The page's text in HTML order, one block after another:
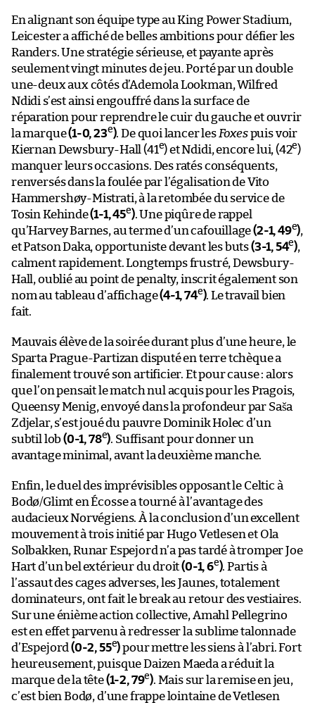
En alignant son équipe type au King Power Stadium,
Leicester a affiché de belles ambitions pour défier les
Randers. Une stratégie sérieuse, et payante après
seulement vingt minutes de jeu. Porté par un double
une-deux aux côtés d’Ademola Lookman, Wilfred
Ndidi s’est ainsi engouffré dans la surface de
réparation pour reprendre le cuir du gauche et ouvrir
la marque(1-0, 23e). De quoi lancer les Foxespuis voir
Kiernan Dewsbury-Hall (41e) et Ndidi, encore lui, (42e)
manquer leurs occasions. Des ratés conséquents,
renversés dans la foulée par l’égalisation de Vito
Hammershøy-Mistrati, à la retombée du service de
Tosin Kehinde(1-1, 45e). Une piqûre de rappel
qu’Harvey Barnes, au terme d’un cafouillage(2-1, 49e),
et Patson Daka, opportuniste devant les buts(3-1, 54e),
calment rapidement. Longtemps frustré, Dewsbury-
Hall, oublié au point de penalty, inscrit également son
nom au tableau d’affichage(4-1, 74e). Le travail bien
fait.
Mauvais élève de la soirée durant plus d’une heure, le
Sparta Prague-Partizan disputé en terre tchèque a
finalement trouvé son artificier. Et pour cause : alors
que l’on pensait le match nul acquis pour les Pragois,
Queensy Menig, envoyé dans la profondeur par Saša
Zdjelar, s’est joué du pauvre Dominik Holec d’un
subtil lob(0-1, 78e). Suffisant pour donner un
avantage minimal, avant la deuxième manche.
Enfin, le duel des imprévisibles opposant le Celtic à
Bodø/Glimt en Écosse a tourné à l’avantage des
audacieux Norvégiens. À la conclusion d’un excellent
mouvement à trois initié par Hugo Vetlesen et Ola
Solbakken, Runar Espejord n’a pas tardé à tromper Joe
Hart d’un bel extérieur du droit(0-1, 6e). Partis à
l’assaut des cages adverses, les Jaunes, totalement
dominateurs, ont fait le break au retour des vestiaires.
Sur une énième action collective, Amahl Pellegrino
est en effet parvenu à redresser la sublime talonnade
d’Espejord(0-2, 55e)pour mettre les siens à l’abri. Fort
heureusement, puisque Daizen Maeda a réduit la
marque de la tête(1-2, 79e). Mais sur la remise en jeu,
c’est bien Bodø, d’une frappe lointaine de Vetlesen